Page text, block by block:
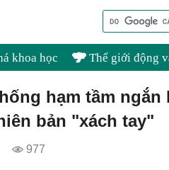
khoa học Thế giới động
hạm tầm ngắn
bản "xách tay"
977